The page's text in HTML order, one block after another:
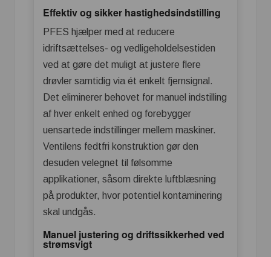
Effektiv og sikker hastighedsindstilling
PFES hjælper med at reducere
idriftsættelses- og vedligeholdelsestiden
ved at gøre det muligt at justere flere
drøvler samtidig via ét enkelt fjernsignal.
Det eliminerer behovet for manuel indstilling
af hver enkelt enhed og forebygger
uensartede indstillinger mellem maskiner.
Ventilens fedtfri konstruktion gør den
desuden velegnet til følsomme
applikationer, såsom direkte luftblæsning
på produkter, hvor potentiel kontaminering
skal undgås.
Manuel justering og driftssikkerhed ved
strømsvigt